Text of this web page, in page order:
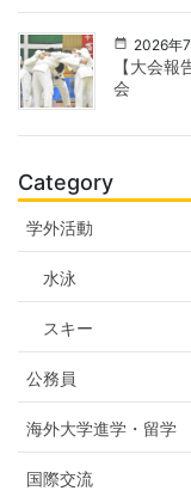
2026年
【大会
会
Category
学外活動
水泳
スキー
公務員
海外大学進学・留学
国際交流